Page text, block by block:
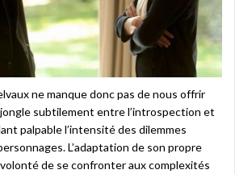
ne manque donc pas de nous offrir
subtilement entre l’introspection et
palpable l’intensité des dilemmes
L’adaptation de son propre
de se confronter aux complexités